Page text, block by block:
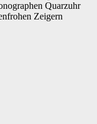
Quarzuhr
Zeigern